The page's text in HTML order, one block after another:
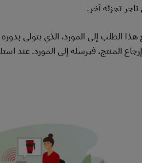
تجزئة آخر.
هذا الطلب إلى المورد، الذي يتولى
المنتج، فيرسله إلى المورد. عند